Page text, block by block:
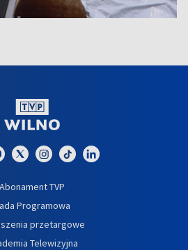
Abonament TVP
Programowa
przetargowe
Telewizyjna